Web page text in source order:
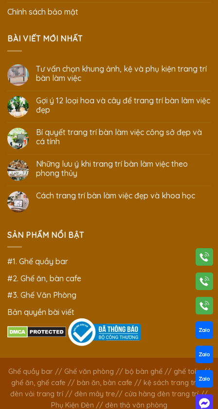
Chính sách bảo mật
BÀI VIẾT MỚI NHẤT
Tư vấn chọn khung ảnh, kệ và phụ kiện trang trí
bàn làm việc
Gợi ý 12 loại hoa và cây để trang trí bàn làm việc
đẹp
Bí quyết trang trí bàn làm việc công sở đẹp và
cá tính
Những lưu ý khi trang trí bàn làm việc theo
phong thủy
Cách trang trí bàn làm việc đẹp và khoa học
SẢN PHẨM NỔI BẬT
#1. Ghế quầy bar
#2. Ghế ăn, bàn cafe
#3. Ghế Văn Phòng
Bản quyền bài viết
Ghế quầy bar// Ghế văn phòng // bộ bàn ghế// ghế tolix//
ghế ăn, ghế cafe // bàn ăn, bàn cafe // kệ sách trang trí //
đèn vải trang trí // đèn mây tre// cửa hàng đèn trang trí//
Phụ Kiện Đèn // đèn thả văn phòng